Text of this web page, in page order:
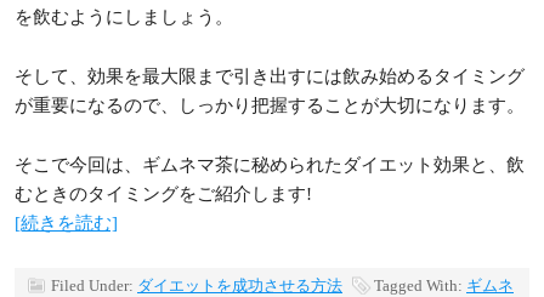
を飲むようにしましょう。
そして、効果を最大限まで引き出すには飲み始めるタイミング
が重要になるので、しっかり把握することが大切になります。
そこで今回は、ギムネマ茶に秘められたダイエット効果と、飲
むときのタイミングをご紹介します!
[続きを読む]
Filed Under: ダイエットを成功させる方法 Tagged With: ギムネ